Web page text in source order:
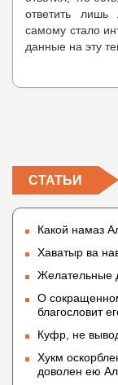
ответить
самому стало
данные на эту
СТАТЬИ
Какой намаз
Хаватыр ва
Желательные
О
благословит
Куфр, не
Хукм
доволен ею